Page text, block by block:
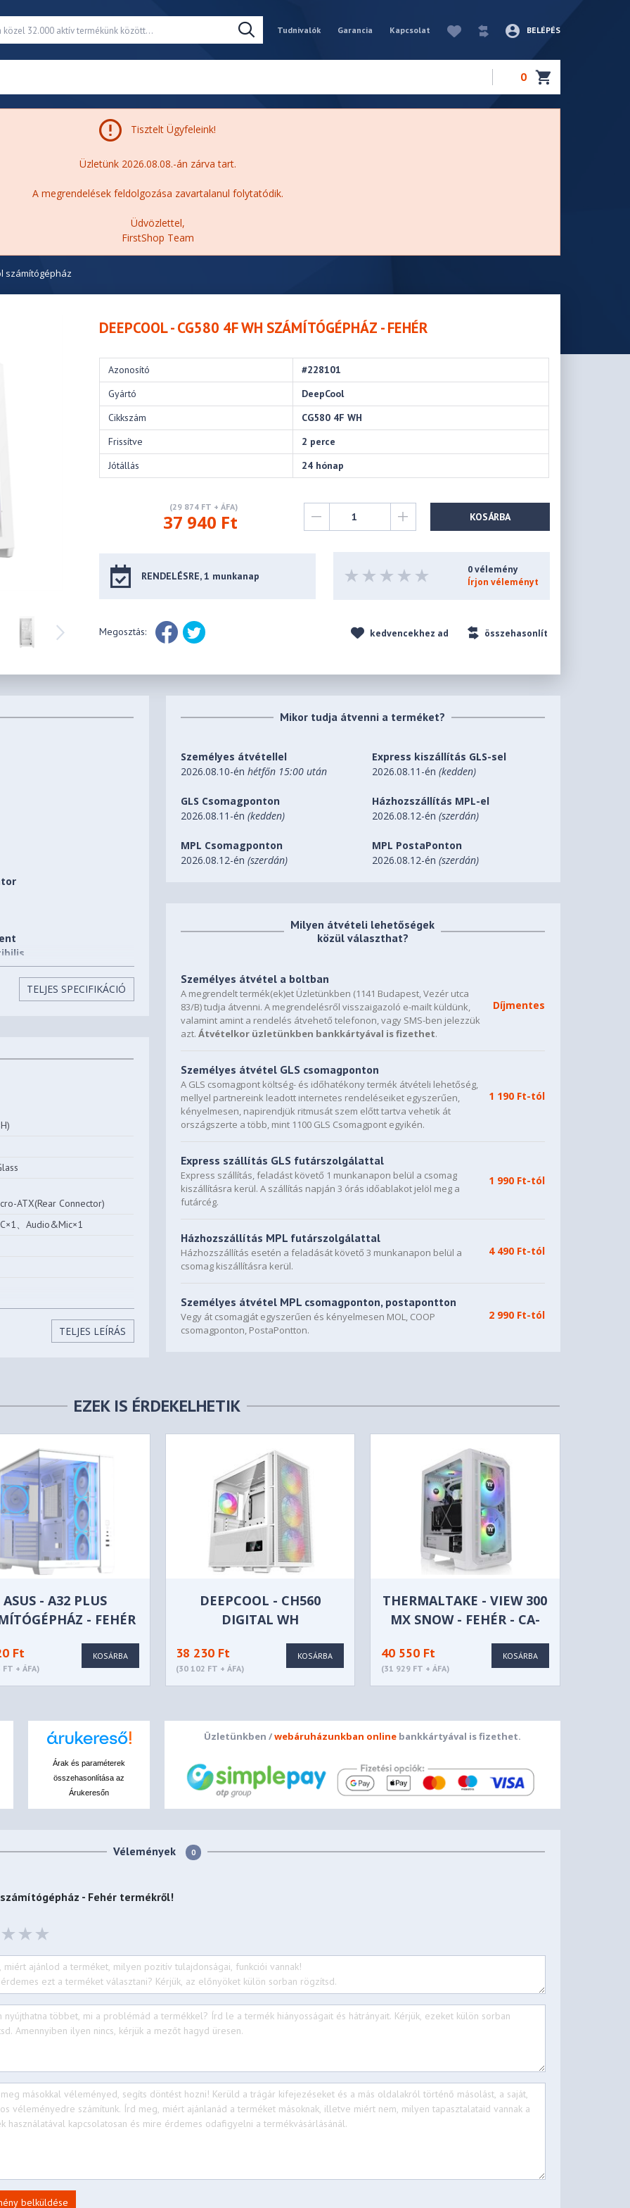
Tudnivalók Garancia Kapcsolat BELÉPÉS
0
Tisztelt Ügyfeleink!
Üzletünk 2026.08.08.-án zárva tart.
A megrendelések feldolgozása zavartalanul folytatódik.
Üdvözlettel,
FirstShop Team
számítógépház
DEEPCOOL - CG580 4F WH SZÁMÍTÓGÉPHÁZ - FEHÉR
Azonosító
#228101
Gyártó
DeepCool
Cikkszám
CG580 4F WH
Frissítve
2 perce
Jótállás
24 hónap
(29 874 FT + ÁFA)
37 940 Ft KOSÁRBA
RENDELÉSRE, 1 munkanap
0 vélemény
Írjon véleményt
Megosztás: kedvencekhez ad összehasonlít
TELJES SPECIFIKÁCIÓ
ATX(Rear Connector)
、Audio&Mic×1
Reverse Blade)
120FAN :Choose one of
if a 360mm radiator and
side)
210mm）
TELJES LEÍRÁS
Mikor tudja átvenni a terméket?
Személyes átvétellel
2026.08.10-énhétfőn 15:00 után
Express kiszállítás GLS-sel
2026.08.11-én (kedden)
GLS Csomagponton
2026.08.11-én(kedden)
Házhozszállítás MPL-el
2026.08.12-én (szerdán)
MPL Csomagponton
2026.08.12-én(szerdán)
MPL PostaPonton
2026.08.12-én (szerdán)
Milyen átvételi lehetőségek
közül választhat?
Személyes átvétel a boltban
A megrendelt termék(ek)et Üzletünkben (1141 Budapest, Vezér utca
83/B) tudja átvenni. A megrendelésről visszaigazoló e-mailt küldünk,
valamint amint a rendelés átvehető telefonon, vagy SMS-ben jelezzük
azt.Átvételkor üzletünkben bankkártyával is fizethet.
Díjmentes
Személyes átvétel GLS csomagponton
A GLS csomagpont költség- és időhatékony termék átvételi lehetőség,
mellyel partnereink leadott internetes rendeléseiket egyszerűen,
kényelmesen, napirendjük ritmusát szem előtt tartva vehetik át
országszerte a több, mint 1100 GLS Csomagpont egyikén.
1 190 Ft-tól
Express szállítás GLS futárszolgálattal
Express szállítás, feladást követő 1 munkanapon belül a csomag
kiszállításra kerül. A szállítás napján 3 órás időablakot jelöl meg a
futárcég.
1 990 Ft-tól
Házhozszállítás MPL futárszolgálattal
Házhozszállítás esetén a feladását követő 3 munkanapon belül a
csomag kiszállításra kerül.
4 490 Ft-tól
Személyes átvétel MPL csomagponton, postapontton
Vegy át csomagját egyszerűen és kényelmesen MOL, COOP
csomagponton, PostaPontton.
2 990 Ft-tól
EZEK IS ÉRDEKELHETIK
ASUS - A32 PLUS
- FEHÉR
Ft
+ ÁFA)
KOSÁRBA
DEEPCOOL - CH560
DIGITAL WH
38 230 Ft
(30 102 FT + ÁFA)
KOSÁRBA
THERMALTAKE - VIEW 300
MX SNOW - FEHÉR - CA-
40 550 Ft
(31 929 FT + ÁFA)
KOSÁRBA
Árak és paraméterek
összehasonlítása az
Árukeresőn
Üzletünkben /webáruházunkban online bankkártyával is fizethet.
Vélemények 0
számítógépház - Fehér termékről!
belküldése